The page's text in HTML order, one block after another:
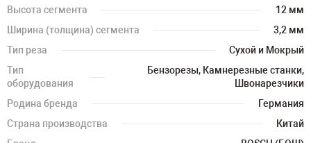
Высота сегмента
12 мм
Ширина (толщина) сегмента
3,2 мм
Тип реза
Сухой и Мокрый
Тип
оборудования
Бензорезы, Камнерезные станки,
Швонарезчики
Родина бренда
Германия
Страна производства
Китай